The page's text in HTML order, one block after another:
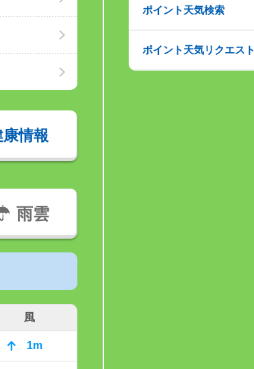
康情報
雨雲
風
1m
ポイント天気検索
ポイント天気リクエスト